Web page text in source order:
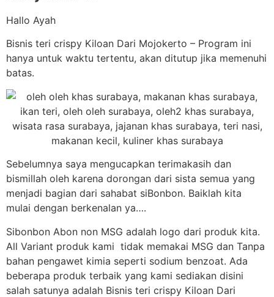
Hallo Ayah
Bisnis teri crispy Kiloan Dari Mojokerto – Program ini
hanya untuk waktu tertentu, akan ditutup jika memenuhi
batas.
Sebelumnya saya mengucapkan terimakasih dan
bismillah oleh karena dorongan dari sista semua yang
menjadi bagian dari sahabat siBonbon. Baiklah kita
mulai dengan berkenalan ya….
Sibonbon Abon non MSG adalah logo dari produk kita.
All Variant produk kami tidak memakai MSG dan Tanpa
bahan pengawet kimia seperti sodium benzoat. Ada
beberapa produk terbaik yang kami sediakan disini
salah satunya adalah Bisnis teri crispy Kiloan Dari